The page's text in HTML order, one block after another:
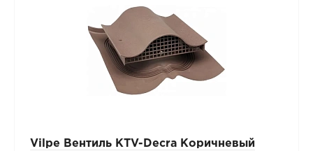
Vilpe Вентиль KTV-Decra Коричневый